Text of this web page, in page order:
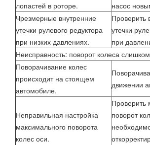
лопастей в роторе.
насос
Чрезмерные внутренние
утечки рулевого редуктора
при низких давлениях.
Проверить
утечки
при
Неисправность: поворот колеса
Поворачивание колес
происходит на стоящем
автомобиле.
движении
Неправильная настройка
максимального поворота
колес оси.
Проверить
поворот